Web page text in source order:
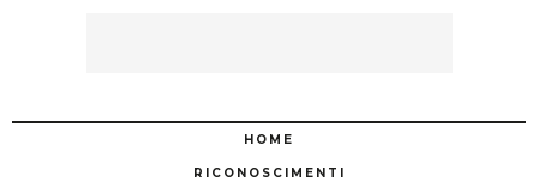
HOME
RICONOSCIMENTI